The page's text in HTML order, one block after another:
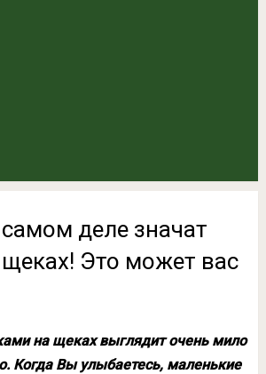
деле значат
Это может вас
на щеках выглядит очень мило
Когда Вы улыбаетесь, маленькие